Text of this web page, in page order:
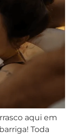
aqui em
Toda